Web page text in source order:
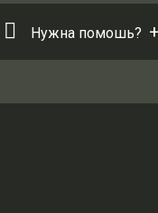
Нужна помошь?